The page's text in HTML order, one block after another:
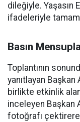
dileğiyle. Yaşasın
ifadeleriyle
Basın
Toplantının
yanıtlayan
birlikte etkinlik
inceleyen Başkan
fotoğrafı